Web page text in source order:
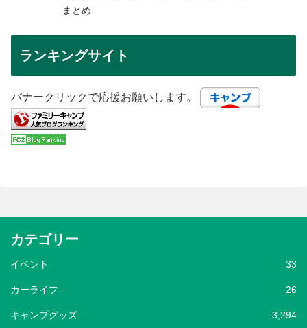
まとめ
ランキングサイト
バナークリックで応援お願いします。
カテゴリー
イベント 33
カーライフ 26
キャンプグッズ 3,294